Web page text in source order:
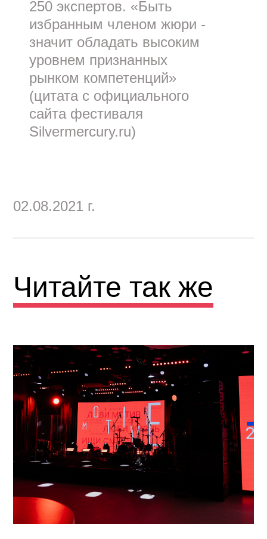
250 экспертов. «Быть
избранным членом жюри -
значит обладать высоким
уровнем признанных
рынком компетенций»
(цитата с официального
сайта фестиваля
Silvermercury.ru)
02.08.2021 г.
Читайте так же